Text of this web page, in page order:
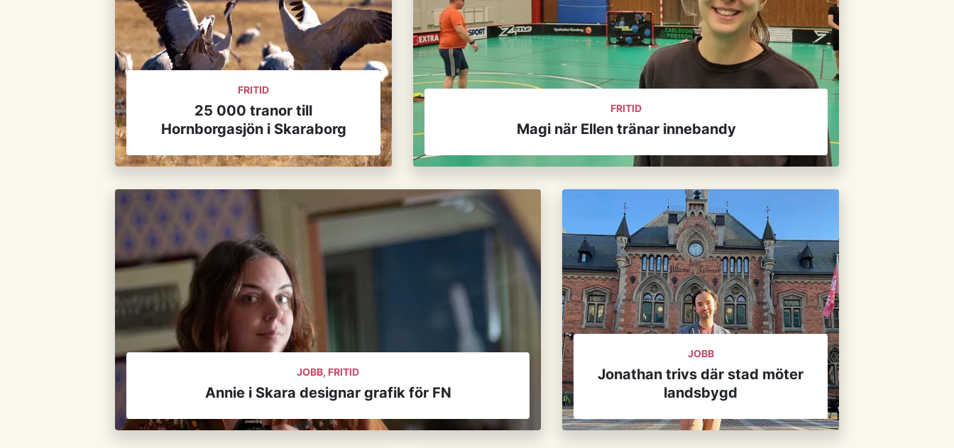
FRITID
25 000 tranor till
Hornborgasjön i Skaraborg
FRITID
Magi när Ellen tränar innebandy
JOBB, FRITID
Annie i Skara designar grafik för FN
JOBB
Jonathan trivs där stad möter
landsbygd